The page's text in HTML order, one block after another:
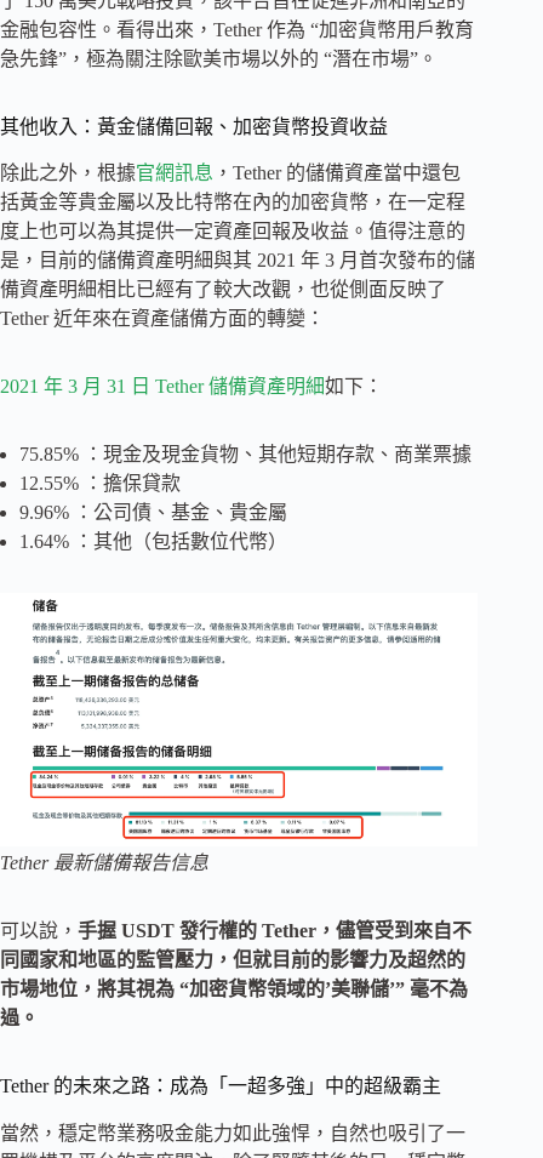
金融包容性。看得出來，Tether 作為 “加密貨幣用戶教育
急先鋒”，極為關注除歐美市場以外的 “潛在市場”。
其他收入：黃金儲備回報、加密貨幣投資收益
除此之外，根據官網訊息 ，Tether 的儲備資產當中還包
括黃金等貴金屬以及比特幣在內的加密貨幣，在一定程
度上也可以為其提供一定資產回報及收益。值得注意的
是，目前的儲備資產明細與其 2021 年 3 月首次發布的儲
備資產明細相比已經有了較大改觀，也從側面反映了
Tether 近年來在資產儲備方面的轉變：
2021 年 3 月 31 日 Tether 儲備資產明細如下：
75.85% ：現金及現金貨物、其他短期存款、商業票據
12.55% ：擔保貸款
9.96% ：公司債、基金、貴金屬
1.64% ：其他（包括數位代幣）
Tether 最新儲備報告信息
可以說， 手握 USDT 發行權的 Tether，儘管受到來自不
同國家和地區的監管壓力，但就目前的影響力及超然的
市場地位，將其視為 “加密貨幣領域的’美聯儲’” 毫不為
過。
Tether 的未來之路：成為「一超多強」中的超級霸主
當然，穩定幣業務吸金能力如此強悍，自然也吸引了一